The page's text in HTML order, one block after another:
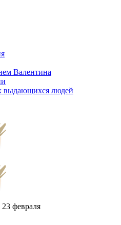
Валентина
выдающихся людей
февраля